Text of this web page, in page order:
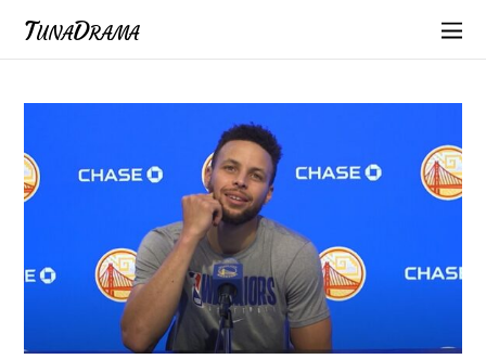
TunaDrama